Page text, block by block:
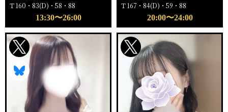
Ｔ160・83(D)・58・88
13:30〜26:00
Ｔ167・84(D)・59・88
20:00〜24:00